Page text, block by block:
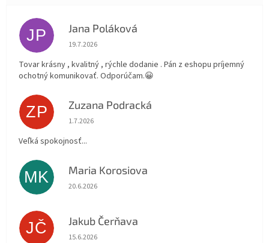
JP Jana Poláková
Hodnotenie obchodu je 5 z 5 hviezdičiek.
19.7.2026
Tovar krásny , kvalitný , rýchle dodanie . Pán z eshopu príjemný
ochotný komunikovať. Odporúčam.😀
ZP Zuzana Podracká
Hodnotenie obchodu je 5 z 5 hviezdičiek.
1.7.2026
Veľká spokojnosť...
MK Maria Korosiova
Hodnotenie obchodu je 5 z 5 hviezdičiek.
20.6.2026
JČ Jakub Čerňava
Hodnotenie obchodu je 5 z 5 hviezdičiek.
15.6.2026